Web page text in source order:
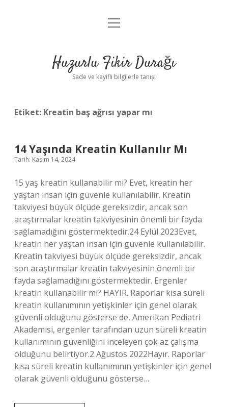
Anasayfa
Yasal Uyarı
menüyü
Huzurlu Fikir Durağı
Sade ve keyifli bilgilerle tanış!
Etiket: Kreatin baş ağrısı yapar mı
14 Yaşında Kreatin Kullanılır Mı
Tarih: Kasım 14, 2024
15 yaş kreatin kullanabilir mi? Evet, kreatin her
yaştan insan için güvenle kullanılabilir. Kreatin
takviyesi büyük ölçüde gereksizdir, ancak son
araştırmalar kreatin takviyesinin önemli bir fayda
sağlamadığını göstermektedir.24 Eylül 2023Evet,
kreatin her yaştan insan için güvenle kullanılabilir.
Kreatin takviyesi büyük ölçüde gereksizdir, ancak
son araştırmalar kreatin takviyesinin önemli bir
fayda sağlamadığını göstermektedir. Ergenler
kreatin kullanabilir mi? HAYIR. Raporlar kısa süreli
kreatin kullanımının yetişkinler için genel olarak
güvenli olduğunu gösterse de, Amerikan Pediatri
Akademisi, ergenler tarafından uzun süreli kreatin
kullanımının güvenliğini inceleyen çok az çalışma
olduğunu belirtiyor.2 Ağustos 2022Hayır. Raporlar
kısa süreli kreatin kullanımının yetişkinler için genel
olarak güvenli olduğunu gösterse…